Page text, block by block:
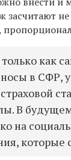
засчитают
как
в СФР,
В
на
которые